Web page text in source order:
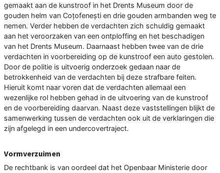
gemaakt aan de kunstroof in het Drents Museum door de
gouden helm van Coțofenești en drie gouden armbanden weg te
nemen. Verder hebben de verdachten zich schuldig gemaakt
aan het veroorzaken van een ontploffing en het beschadigen
van het Drents Museum. Daarnaast hebben twee van de drie
verdachten in voorbereiding op de kunstroof een auto gestolen.
Door de politie is uitvoerig onderzoek gedaan naar de
betrokkenheid van de verdachten bij deze strafbare feiten.
Hieruit komt naar voren dat de verdachten allemaal een
wezenlijke rol hebben gehad in de uitvoering van de kunstroof
en de voorbereiding daarvan. Naast deze vaststellingen blijkt de
samenwerking tussen de verdachten ook uit de verklaringen die
zijn afgelegd in een undercovertraject.
Vormverzuimen
De rechtbank is van oordeel dat het Openbaar Ministerie door